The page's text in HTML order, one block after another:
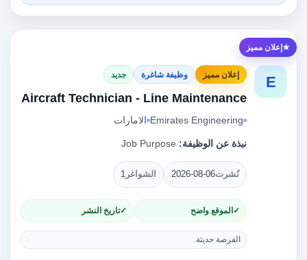
إعلان مميز
E إعلان مميز وظيفة شاغرة جديد
Aircraft Technician - Line Maintenance
Emirates Engineering الامارات
نبذة عن الوظيفة:
نُشرت2026-08-06 الشواغر 1
الموقع واضح تاريخ النشر
الفرصة حديثة.